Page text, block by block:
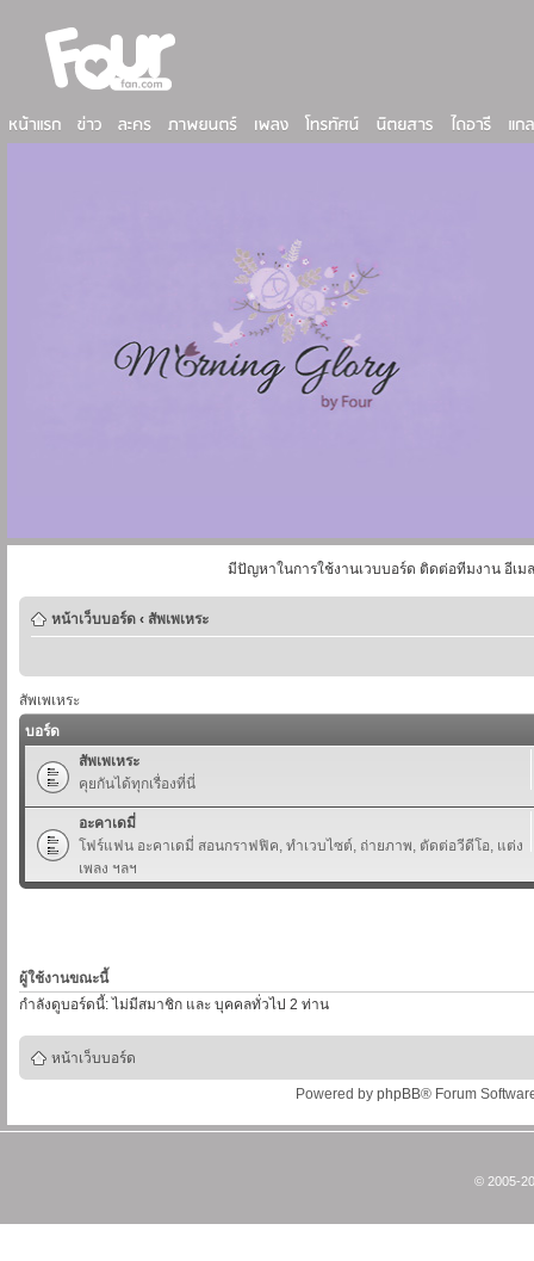
มีปัญหาในการใช้งานเวบบอร์ด ติดต่อทีมงาน อีเม
หน้าเว็บบอร์ด ‹ สัพเพเหระ
สัพเพเหระ
บอร์ด
สัพเพเหระ
คุยกันได้ทุกเรื่องที่นี่
อะคาเดมี่
โฟร์แฟน อะคาเดมี่ สอนกราฟฟิค, ทำเวบไซต์, ถ่ายภาพ, ตัดต่อวีดีโอ, แต่ง
เพลง ฯลฯ
ผู้ใช้งานขณะนี้
กำลังดูบอร์ดนี้: ไม่มีสมาชิก และ บุคคลทั่วไป 2 ท่าน
หน้าเว็บบอร์ด
Powered by phpBB® Forum
© 2005-